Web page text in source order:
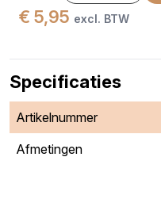
€ 5,95 excl. BTW
Specificaties
Artikelnummer
Afmetingen